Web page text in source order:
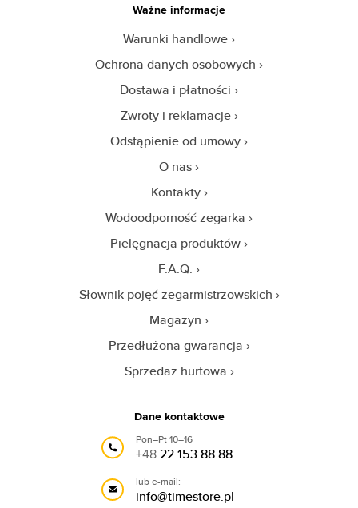
Ważne informacje
Warunki handlowe
Ochrona danych osobowych
Dostawa i płatności
Zwroty i reklamacje
Odstąpienie od umowy
O nas
Kontakty
Wodoodporność zegarka
Pielęgnacja produktów
F.A.Q.
Słownik pojęć zegarmistrzowskich
Magazyn
Przedłużona gwarancja
Sprzedaż hurtowa
Dane kontaktowe
Pon–Pt 10–16
+4822 153 88 88
lub e-mail:
info@timestore.pl